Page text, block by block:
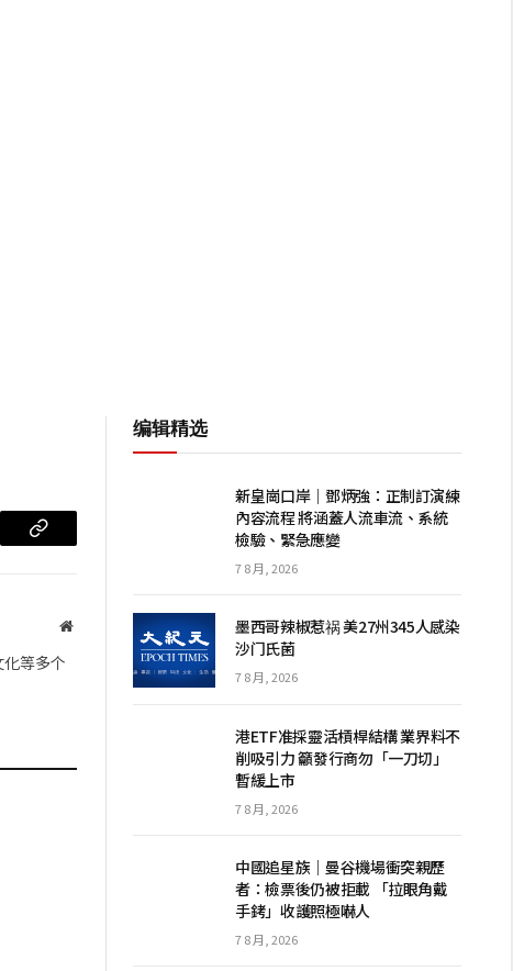
复
网
等多个
编辑精选
新皇崗口岸｜鄧炳強：正制訂演練
內容流程 將涵蓋人流車流、系統
檢驗、緊急應變
7 8 月, 2026
墨西哥辣椒惹祸 美27州345人感染
沙门氏菌
7 8 月, 2026
港ETF准採靈活槓桿結構 業界料不
削吸引力 籲發行商勿「一刀切」
暫緩上市
7 8 月, 2026
中國追星族｜曼谷機場衝突親歷
者：檢票後仍被拒載 「拉眼角戴
手銬」收護照極嚇人
7 8 月, 2026